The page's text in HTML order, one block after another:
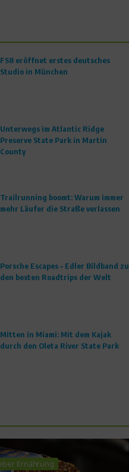
FS8 eröffnet erstes deutsches
Studio in München
Unterwegs im Atlantic Ridge
Preserve State Park in Martin
County
Trailrunning boomt: Warum immer
mehr Läufer die Straße verlassen
Porsche Escapes – Edler Bildband zu
den besten Roadtrips der Welt
Mitten in Miami: Mit dem Kajak
durch den Oleta River State Park